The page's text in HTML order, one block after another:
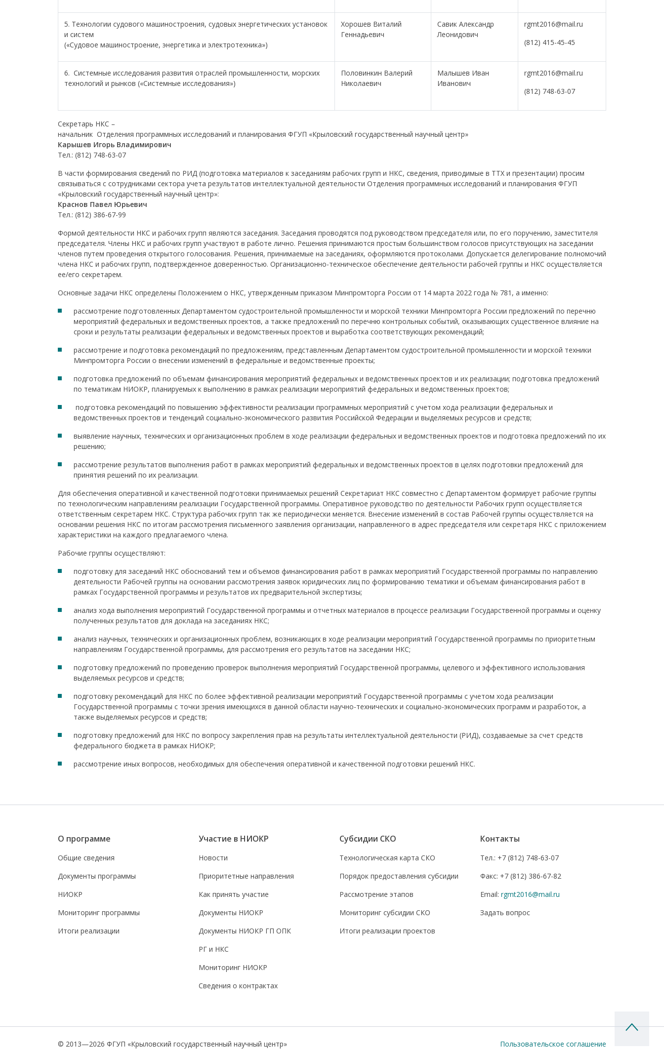
5. Технологии судового машиностроения, судовых энергетических установок
и систем
(«Судовое машиностроение, энергетика и электротехника»)
Хорошев Виталий
Геннадьевич
Савик Александр
Леонидович
rgmt2016@mail.ru
(812) 415-45-45
6. Системные исследования развития отраслей промышленности, морских
технологий и рынков («Системные исследования»)
Половинкин Валерий
Николаевич
Малышев Иван
Иванович
rgmt2016@mail.ru
(812) 748-63-07
Секретарь НКС –
начальник Отделения программных исследований и планирования ФГУП «Крыловский государственный научный центр»
Карышев Игорь Владимирович
Тел.: (812) 748-63-07
В части формирования сведений по РИД (подготовка материалов к заседаниям рабочих групп и НКС, сведения, приводимые в ТТХ и презентации) просим
связываться с сотрудниками сектора учета результатов интеллектуальной деятельности Отделения программных исследований и планирования ФГУП
«Крыловский государственный научный центр»:
Краснов Павел Юрьевич
Тел.: (812) 386-67-99
Формой деятельности НКС и рабочих групп являются заседания. Заседания проводятся под руководством председателя или, по его поручению, заместителя
председателя. Члены НКС и рабочих групп участвуют в работе лично. Решения принимаются простым большинством голосов присутствующих на заседании
членов путем проведения открытого голосования. Решения, принимаемые на заседаниях, оформляются протоколами. Допускается делегирование полномочий
члена НКС и рабочих групп, подтвержденное доверенностью. Организационно-техническое обеспечение деятельности рабочей группы и НКС осуществляется
ее/его секретарем.
Основные задачи НКС определены Положением о НКС, утвержденным приказом Минпромторга России от 14 марта 2022 года № 781, а именно:
рассмотрение подготовленных Департаментом судостроительной промышленности и морской техники Минпромторга России предложений по перечню
мероприятий федеральных и ведомственных проектов, а также предложений по перечню контрольных событий, оказывающих существенное влияние на
сроки и результаты реализации федеральных и ведомственных проектов и выработка соответствующих рекомендаций;
рассмотрение и подготовка рекомендаций по предложениям, представленным Департаментом судостроительной промышленности и морской техники
Минпромторга России о внесении изменений в федеральные и ведомственные проекты;
подготовка предложений по объемам финансирования мероприятий федеральных и ведомственных проектов и их реализации; подготовка предложений
по тематикам НИОКР, планируемых к выполнению в рамках реализации мероприятий федеральных и ведомственных проектов;
подготовка рекомендаций по повышению эффективности реализации программных мероприятий с учетом хода реализации федеральных и
ведомственных проектов и тенденций социально-экономического развития Российской Федерации и выделяемых ресурсов и средств;
выявление научных, технических и организационных проблем в ходе реализации федеральных и ведомственных проектов и подготовка предложений по их
решению;
рассмотрение результатов выполнения работ в рамках мероприятий федеральных и ведомственных проектов в целях подготовки предложений для
принятия решений по их реализации.
Для обеспечения оперативной и качественной подготовки принимаемых решений Секретариат НКС совместно с Департаментом формирует рабочие группы
по технологическим направлениям реализации Государственной программы. Оперативное руководство по деятельности Рабочих групп осуществляется
ответственным секретарем НКС. Структура рабочих групп так же периодически меняется. Внесение изменений в состав Рабочей группы осуществляется на
основании решения НКС по итогам рассмотрения письменного заявления организации, направленного в адрес председателя или секретаря НКС с приложением
характеристики на каждого предлагаемого члена.
Рабочие группы осуществляют:
подготовку для заседаний НКС обоснований тем и объемов финансирования работ в рамках мероприятий Государственной программы по направлению
деятельности Рабочей группы на основании рассмотрения заявок юридических лиц по формированию тематики и объемам финансирования работ в
рамках Государственной программы и результатов их предварительной экспертизы;
анализ хода выполнения мероприятий Государственной программы и отчетных материалов в процессе реализации Государственной программы и оценку
полученных результатов для доклада на заседаниях НКС;
анализ научных, технических и организационных проблем, возникающих в ходе реализации мероприятий Государственной программы по приоритетным
направлениям Государственной программы, для рассмотрения его результатов на заседании НКС;
подготовку предложений по проведению проверок выполнения мероприятий Государственной программы, целевого и эффективного использования
выделяемых ресурсов и средств;
подготовку рекомендаций для НКС по более эффективной реализации мероприятий Государственной программы с учетом хода реализации
Государственной программы с точки зрения имеющихся в данной области научно-технических и социально-экономических программ и разработок, а
также выделяемых ресурсов и средств;
подготовку предложений для НКС по вопросу закрепления прав на результаты интеллектуальной деятельности (РИД), создаваемые за счет средств
федерального бюджета в рамках НИОКР;
рассмотрение иных вопросов, необходимых для обеспечения оперативной и качественной подготовки решений НКС.
О программе
Общие сведения
Документы программы
НИОКР
Мониторинг программы
Итоги реализации
Участие в НИОКР
Новости
Приоритетные направления
Как принять участие
Документы НИОКР
Документы НИОКР ГП ОПК
РГ и НКС
Мониторинг НИОКР
Сведения о контрактах
Субсидии СКО
Технологическая карта СКО
Порядок предоставления субсидии
Рассмотрение этапов
Мониторинг субсидии СКО
Итоги реализации проектов
Контакты
Тел.: +7 (812) 748-63-07
Факс: +7 (812) 386-67-82
Email: rgmt2016@mail.ru
Задать вопрос
© 2013—2026 ФГУП «Крыловский государственный научный центр» Пользовательское соглашение